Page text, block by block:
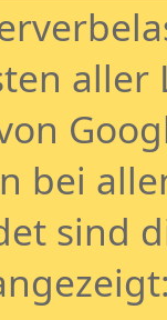
aller
bei
sind